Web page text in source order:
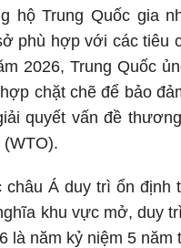
hộ Trung Quốc gia
phù hợp với các tiêu
2026, Trung Quốc
chặt chẽ để bảo
quyết vấn đề
Á duy trì ổn
khu vực mở, duy
là năm kỷ niệm 5